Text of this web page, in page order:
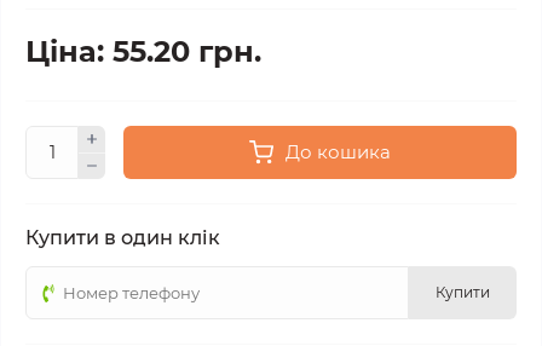
Ціна: 55.20 грн.
До кошика
Купити в один клік
Купити